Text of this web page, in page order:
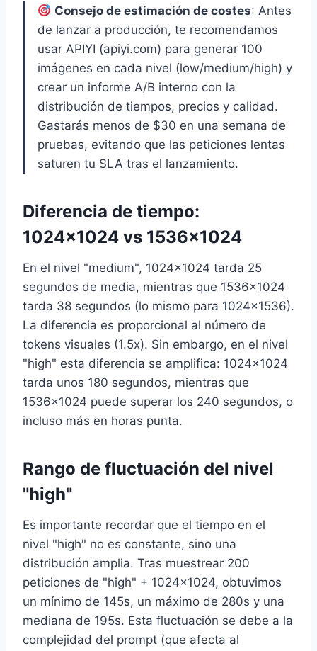
Consejo de estimación de costes: Antes
de lanzar a producción, te recomendamos
usar APIYI (apiyi.com) para generar 100
imágenes en cada nivel (low/medium/high) y
crear un informe A/B interno con la
distribución de tiempos, precios y calidad.
Gastarás menos de $30 en una semana de
pruebas, evitando que las peticiones lentas
saturen tu SLA tras el lanzamiento.
Diferencia de tiempo:
1024×1024 vs 1536×1024
En el nivel "medium", 1024×1024 tarda 25
segundos de media, mientras que 1536×1024
tarda 38 segundos (lo mismo para 1024×1536).
La diferencia es proporcional al número de
tokens visuales (1.5x). Sin embargo, en el nivel
"high" esta diferencia se amplifica: 1024×1024
tarda unos 180 segundos, mientras que
1536×1024 puede superar los 240 segundos, o
incluso más en horas punta.
Rango de fluctuación del nivel
"high"
Es importante recordar que el tiempo en el
nivel "high" no es constante, sino una
distribución amplia. Tras muestrear 200
peticiones de "high" + 1024×1024, obtuvimos
un mínimo de 145s, un máximo de 280s y una
mediana de 195s. Esta fluctuación se debe a la
complejidad del prompt (que afecta al